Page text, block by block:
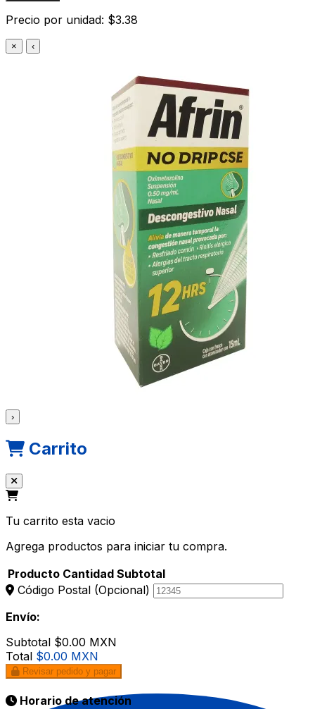
Precio por unidad: $3.38
× ‹
›
Carrito
Tu carrito esta vacio
Agrega productos para iniciar tu compra.
Producto Cantidad Subtotal
Código Postal (Opcional)
Envío:
Subtotal $0.00 MXN
Total $0.00 MXN
Revisar pedido y pagar
Horario de atención